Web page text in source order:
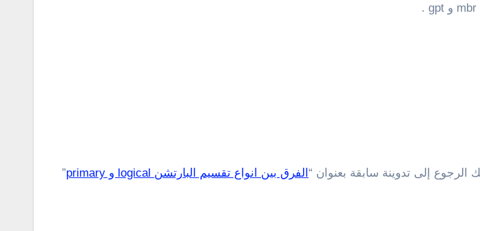
الفرق بين انواع تقسيم البارتشن logical و primary
”